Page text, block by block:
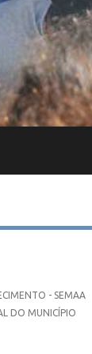
- SEMAA
DO MUNICÍPIO